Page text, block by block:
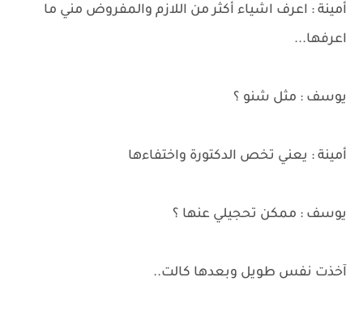
أمينة : اعرف اشياء أكثر من اللازم والمفروض مني ما
اعرفها...
يوسف : مثل شنو ؟
أمينة : يعني تخص الدكتورة واختفاءها
يوسف : ممكن تحجيلي عنها ؟
آخذت نفس طويل وبعدها كالت..